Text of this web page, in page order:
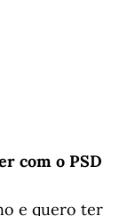
com o PSD
e quero ter